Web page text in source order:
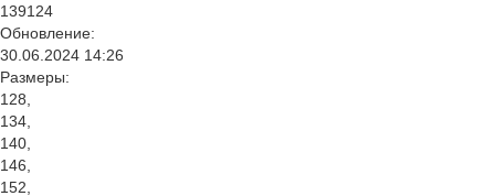
139124
Обновление:
30.06.2024 14:26
Размеры:
128,
134,
140,
146,
152,